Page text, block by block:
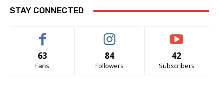
STAY CONNECTED
63
Fans
84
Followers
42
Subscribers